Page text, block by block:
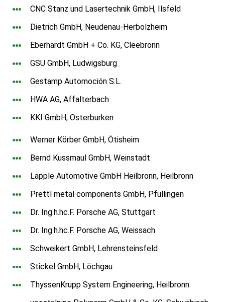
CNC Stanz und Lasertechnik GmbH, Ilsfeld
Dietrich GmbH, Neudenau-Herbolzheim
Eberhardt GmbH + Co. KG, Cleebronn
GSU GmbH, Ludwigsburg
Gestamp Automoción S.L.
HWA AG, Affalterbach
KKI GmbH, Osterburken
Werner Körber GmbH, Ötisheim
Bernd Kussmaul GmbH, Weinstadt
Läpple Automotive GmbH Heilbronn, Heilbronn
Prettl metal components GmbH, Pfullingen
Dr. Ing.h.hc.F. Porsche AG, Stuttgart
Dr. Ing.h.hc.F. Porsche AG, Weissach
Schweikert GmbH, Lehrensteinsfeld
Stickel GmbH, Löchgau
ThyssenKrupp System Engineering, Heilbronn